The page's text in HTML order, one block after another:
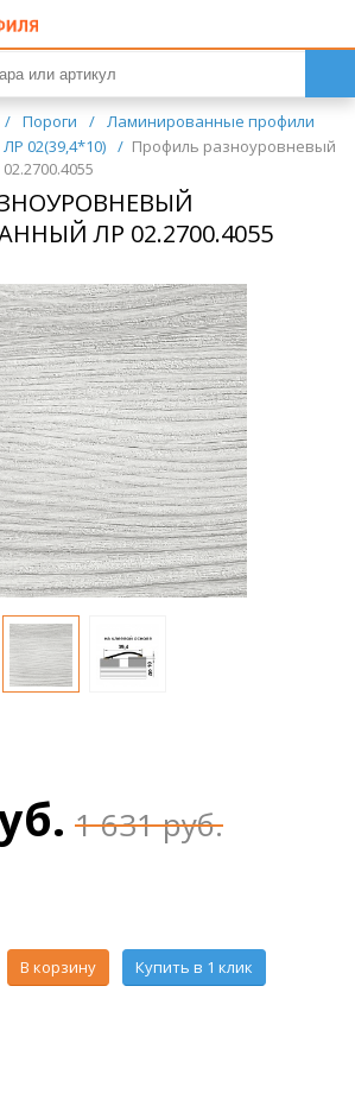
/ Пороги / Ламинированные профили
ЛР 02(39,4*10) / Профиль разноуровневый
ЛР 02.2700.4055
1 631 руб.
В корзину Купить в 1 клик